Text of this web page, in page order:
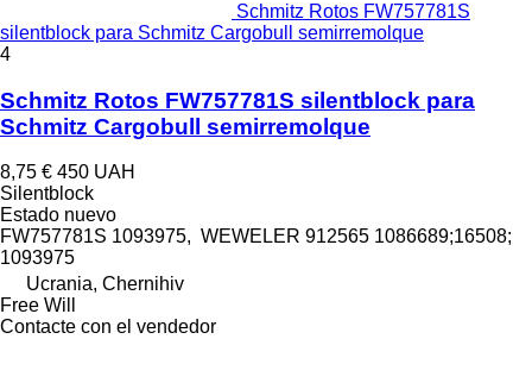
Schmitz Rotos FW757781S
silentblock para Schmitz Cargobull semirremolque
4
Schmitz Rotos FW757781S silentblock para
Schmitz Cargobull semirremolque
8,75 € 450 UAH
Silentblock
Estado nuevo
FW757781S 1093975, WEWELER 912565 1086689;16508;
1093975
Ucrania, Chernihiv
Free Will
Contacte con el vendedor